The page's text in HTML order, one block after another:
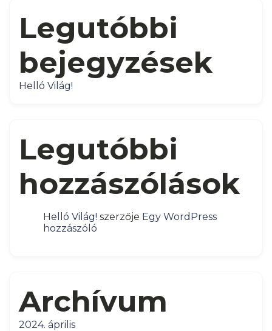
Legutóbbi
bejegyzések
Helló Világ!
Legutóbbi
hozzászólások
Helló Világ! szerzője Egy WordPress
hozzászóló
Archívum
2024. április